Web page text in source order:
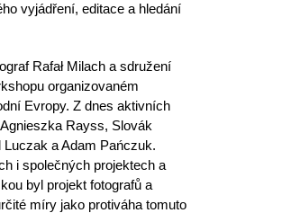
vyjádření, editace a hledání
Rafał Milach a sdružení
organizovaném
Evropy. Z dnes aktivních
Rayss, Slovák
Luczak a Adam Pańczuk.
i společných projektech a
byl projekt fotografů a
míry jako protiváha tomuto